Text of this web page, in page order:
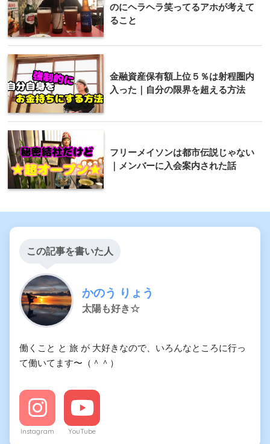
のにヘラヘラ笑ってるアホが考えて
ること
金融資産保有額上位５％は射程圏内
入った｜自分の限界を超える方法
フリーメイソンは都市伝説じゃない
｜メンバーに入会案内された話
この記事を書いた人
かのう りょう
太陽も好き☆
働くこと と 旅 が 大好きなので、いろんなところに行っ
て働いてます〜（＾＾）
Instagram YouTube